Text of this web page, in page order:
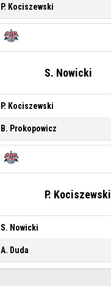
P. Kociszewski
S. Nowicki
P. Kociszewski
B. Prokopowicz
P. Kociszewski
S. Nowicki
A. Duda